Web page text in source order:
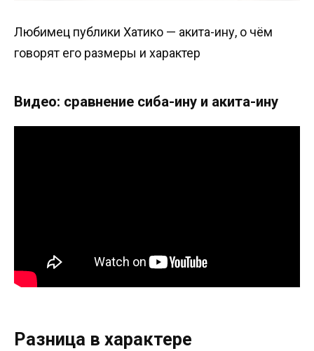
Любимец публики Хатико — акита-ину, о чём
говорят его размеры и характер
Видео: сравнение сиба-ину и акита-ину
Разница в характере